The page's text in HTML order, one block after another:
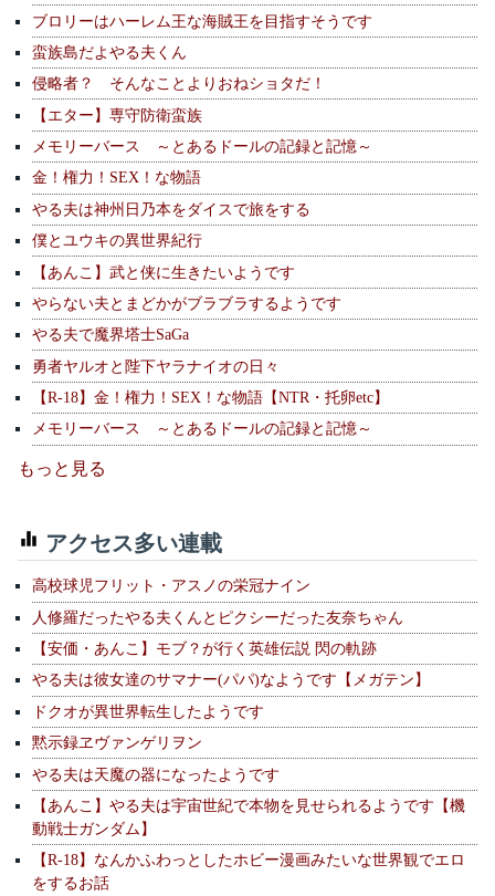
ブロリーはハーレム王な海賊王を目指すそうです
蛮族島だよやる夫くん
侵略者？ そんなことよりおねショタだ！
【エター】専守防衛蛮族
メモリーバース ～とあるドールの記録と記憶～
金！権力！SEX！な物語
やる夫は神州日乃本をダイスで旅をする
僕とユウキの異世界紀行
【あんこ】武と侠に生きたいようです
やらない夫とまどかがブラブラするようです
やる夫で魔界塔士SaGa
勇者ヤルオと陛下ヤラナイオの日々
【R-18】金！権力！SEX！な物語【NTR・托卵etc】
メモリーバース ～とあるドールの記録と記憶～
もっと見る
アクセス多い連載
高校球児フリット・アスノの栄冠ナイン
人修羅だったやる夫くんとピクシーだった友奈ちゃん
【安価・あんこ】モブ？が行く英雄伝説 閃の軌跡
やる夫は彼女達のサマナー(パパ)なようです【メガテン】
ドクオが異世界転生したようです
黙示録ヱヴァンゲリヲン
やる夫は天魔の器になったようです
【あんこ】やる夫は宇宙世紀で本物を見せられるようです【機
動戦士ガンダム】
【R-18】なんかふわっとしたホビー漫画みたいな世界観でエロ
をするお話